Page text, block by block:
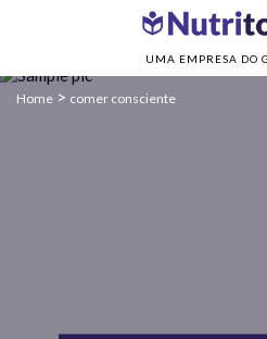
UMA EMPRESA DO
Home > comer consciente